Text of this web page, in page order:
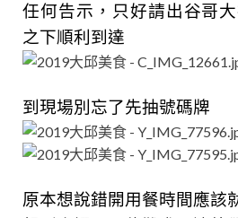
任何告示，只好請出谷哥
之下順利到達
到現場別忘了先抽號碼牌
原本想說錯開用餐時間應該